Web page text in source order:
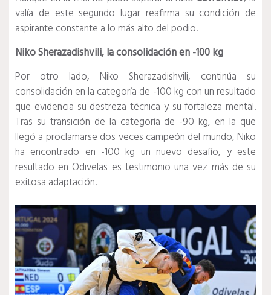
valía de este segundo lugar reafirma su condición de
aspirante constante a lo más alto del podio.
Niko Sherazadishvili, la consolidación en -100 kg
Por otro lado, Niko Sherazadishvili, continúa su
consolidación en la categoría de -100 kg con un resultado
que evidencia su destreza técnica y su fortaleza mental.
Tras su transición de la categoría de -90 kg, en la que
llegó a proclamarse dos veces campeón del mundo, Niko
ha encontrado en -100 kg un nuevo desafío, y este
resultado en Odivelas es testimonio una vez más de su
exitosa adaptación.